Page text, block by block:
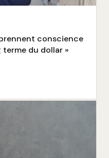
conscience
du dollar »